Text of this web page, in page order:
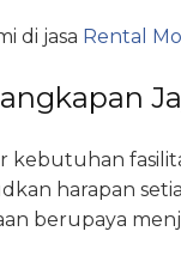
di jasa Rental
harapan
berupaya